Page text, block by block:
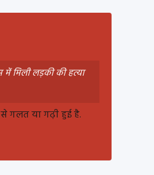
मिली लड़की की हत्या
गलत या गढ़ी हुई है.